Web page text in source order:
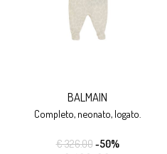
BALMAIN
completo, neonato, logato.
€ 326.00-50%